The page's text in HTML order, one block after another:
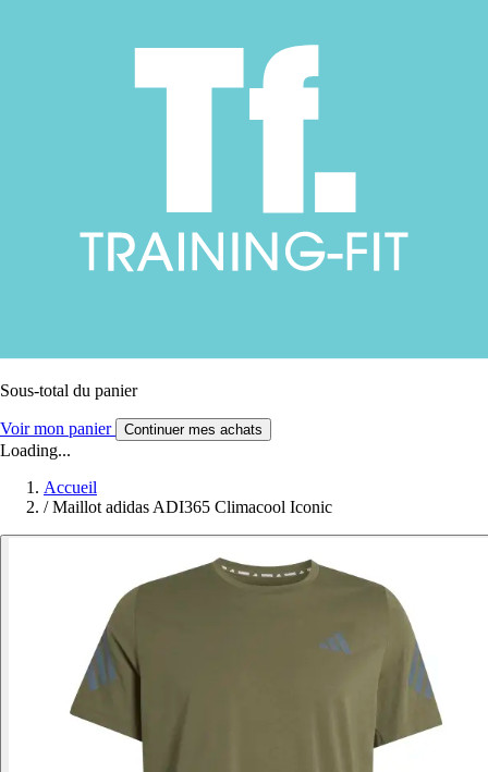
Sous-total du panier
Voir mon panier Continuer mes achats
Loading...
Accueil
/ Maillot adidas ADI365 Climacool Iconic